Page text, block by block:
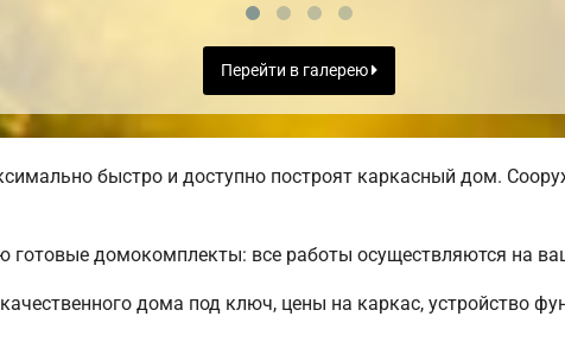
Перейти в галерею
быстро и доступно построят каркасный дом.
готовые домокомплекты: все работы осуществляются на
дома под ключ, цены на каркас, устройство